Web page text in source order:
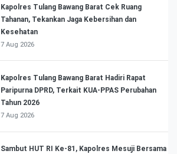
Kapolres Tulang Bawang Barat Cek Ruang
Tahanan, Tekankan Jaga Kebersihan dan
Kesehatan
7 Aug 2026
Kapolres Tulang Bawang Barat Hadiri Rapat
Paripurna DPRD, Terkait KUA-PPAS Perubahan
Tahun 2026
7 Aug 2026
Sambut HUT RI Ke-81, Kapolres Mesuji Bersama